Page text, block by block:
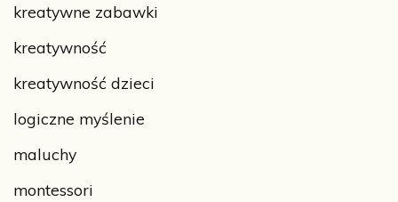
kreatywne zabawki
kreatywność
kreatywność dzieci
logiczne myślenie
maluchy
montessori